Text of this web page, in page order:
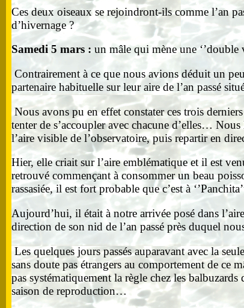
Ces deux oiseaux se rejoindront-ils comme l’an
d’hivernage ?
Samedi 5 mars : un mâle qui mène une ‘’double
Contrairement à ce que nous avions déduit un
partenaire habituelle sur leur aire de l’an passé
Nous avons pu en effet constater ces trois
tenter de s’accoupler avec chacune d’elles…
l’aire visible de l’observatoire, puis repartir en
Hier, elle criait sur l’aire emblématique et il est
retrouvé commençant à consommer un beau
rassasiée, il est fort probable que c’est à
Aujourd’hui, il était à notre arrivée posé dans
direction de son nid de l’an passé près duquel
Les quelques jours passés auparavant avec la
sans doute pas étrangers au comportement de ce
pas systématiquement la règle chez les
saison de reproduction…